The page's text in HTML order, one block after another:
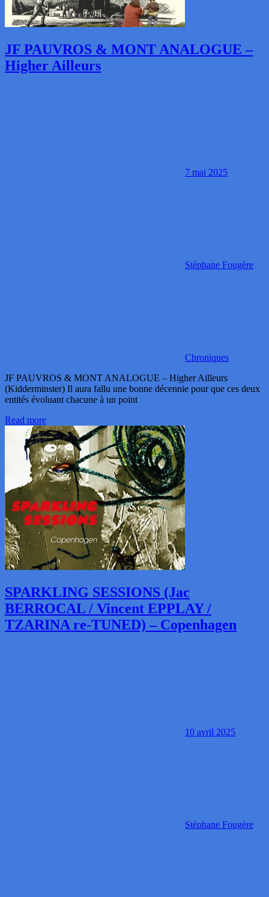
JF PAUVROS & MONT ANALOGUE –
Higher Ailleurs
7 mai 2025
Stéphane Fougère
Chroniques
JF PAUVROS & MONT ANALOGUE – Higher Ailleurs
(Kidderminster) Il aura fallu une bonne décennie pour que ces deux
entités évoluant chacune à un point
Read more
SPARKLING SESSIONS (Jac
BERROCAL / Vincent EPPLAY /
TZARINA re-TUNED) – Copenhagen
10 avril 2025
Stéphane Fougère